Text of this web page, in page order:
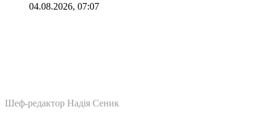
04.08.2026, 07:07
Шеф-редактор Надія Сеник